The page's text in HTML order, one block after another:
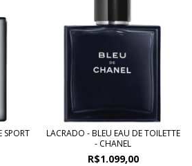
SPORT
LACRADO - BLEU EAU DE TOILETTE
- CHANEL
R$1.099,00